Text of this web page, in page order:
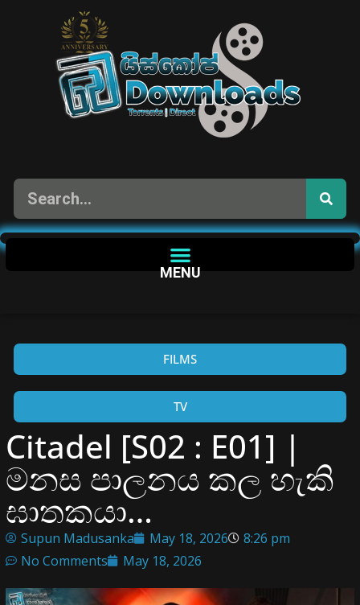
MENU
FILMS
TV
Citadel [S02 : E01] |
මනස පාලනය කල හැකි
ඝාතකයා…
Supun Madusanka May 18, 2026
8:26 pm
No Comments
May 18, 2026